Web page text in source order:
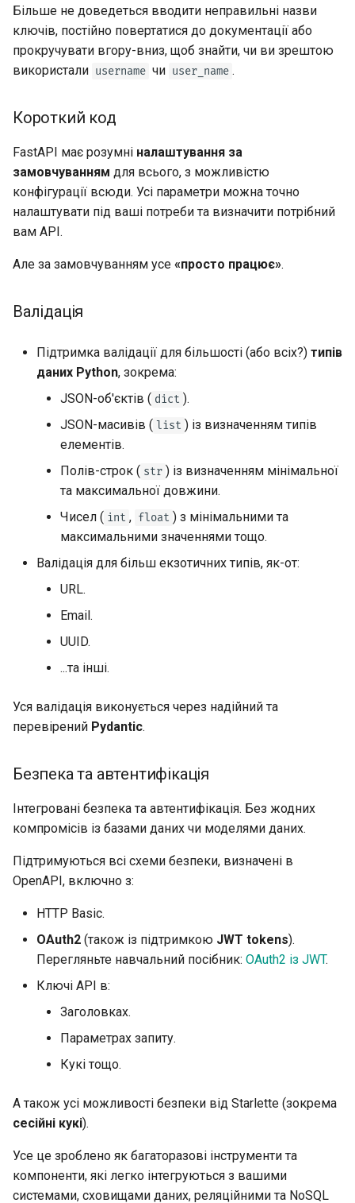
Більше не доведеться вводити неправильні назви
ключів, постійно повертатися до документації або
прокручувати вгору-вниз, щоб знайти, чи ви зрештою
використали username чи user_name .
Короткий код
FastAPI має розумні налаштування за
замовчуванням для всього, з можливістю
конфігурації всюди. Усі параметри можна точно
налаштувати під ваші потреби та визначити потрібний
вам API.
Але за замовчуванням усе «просто працює».
Валідація
Підтримка валідації для більшості (або всіх?) типів
даних Python, зокрема:
JSON-об'єктів ( dict ).
JSON-масивів ( list ) із визначенням типів
елементів.
Полів-строк ( str ) із визначенням мінімальної
та максимальної довжини.
Чисел ( int , float ) з мінімальними та
максимальними значеннями тощо.
Валідація для більш екзотичних типів, як-от:
URL.
Email.
UUID.
...та інші.
Уся валідація виконується через надійний та
перевірений Pydantic.
Безпека та автентифікація
Інтегровані безпека та автентифікація. Без жодних
компромісів із базами даних чи моделями даних.
Підтримуються всі схеми безпеки, визначені в
OpenAPI, включно з:
HTTP Basic.
OAuth2 (також із підтримкою JWT tokens).
Перегляньте навчальний посібник: OAuth2 із JWT.
Ключі API в:
Заголовках.
Параметрах запиту.
Кукі тощо.
А також усі можливості безпеки від Starlette (зокрема
сесійні кукі).
Усе це зроблено як багаторазові інструменти та
компоненти, які легко інтегруються з вашими
системами, сховищами даних, реляційними та NoSQL